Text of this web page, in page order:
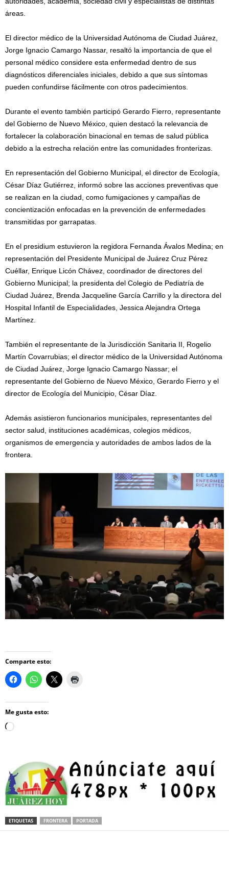
áreas.
El director médico de la Universidad Autónoma de Ciudad Juárez,
Jorge Ignacio Camargo Nassar, resaltó la importancia de que el
personal médico considere esta enfermedad dentro de sus
diagnósticos diferenciales iniciales, debido a que sus síntomas
pueden confundirse fácilmente con otros padecimientos.
Durante el evento también participó Gerardo Fierro, representante
del Gobierno de Nuevo México, quien destacó la relevancia de
fortalecer la colaboración binacional en temas de salud pública
debido a la estrecha relación entre las comunidades fronterizas.
En representación del Gobierno Municipal, el director de Ecología,
César Díaz Gutiérrez, informó sobre las acciones preventivas que
se realizan en la ciudad, como fumigaciones y campañas de
concientización enfocadas en la prevención de enfermedades
transmitidas por garrapatas.
En el presidium estuvieron la regidora Fernanda Ávalos Medina; en
representación del Presidente Municipal de Juárez Cruz Pérez
Cuéllar, Enrique Licón Chávez, coordinador de directores del
Gobierno Municipal; la presidenta del Colegio de Pediatría de
Ciudad Juárez, Brenda Jacqueline García Carrillo y la directora del
Hospital Infantil de Especialidades, Jessica Alejandra Ortega
Martínez.
También el representante de la Jurisdicción Sanitaria II, Rogelio
Martín Covarrubias; el director médico de la Universidad Autónoma
de Ciudad Juárez, Jorge Ignacio Camargo Nassar; el
representante del Gobierno de Nuevo México, Gerardo Fierro y el
director de Ecología del Municipio, César Díaz.
Además asistieron funcionarios municipales, representantes del
sector salud, instituciones académicas, colegios médicos,
organismos de emergencia y autoridades de ambos lados de la
frontera.
Comparte esto:
Me gusta esto:
Loading…
ETIQUETAS FRONTERA PORTADA